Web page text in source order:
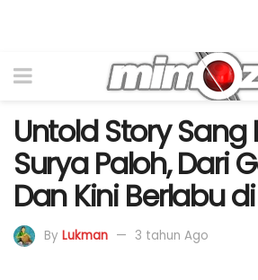
Untold Story Sang
Surya Paloh, Dari
Dan Kini Berlabu
By Lukman 3 tahun Ago